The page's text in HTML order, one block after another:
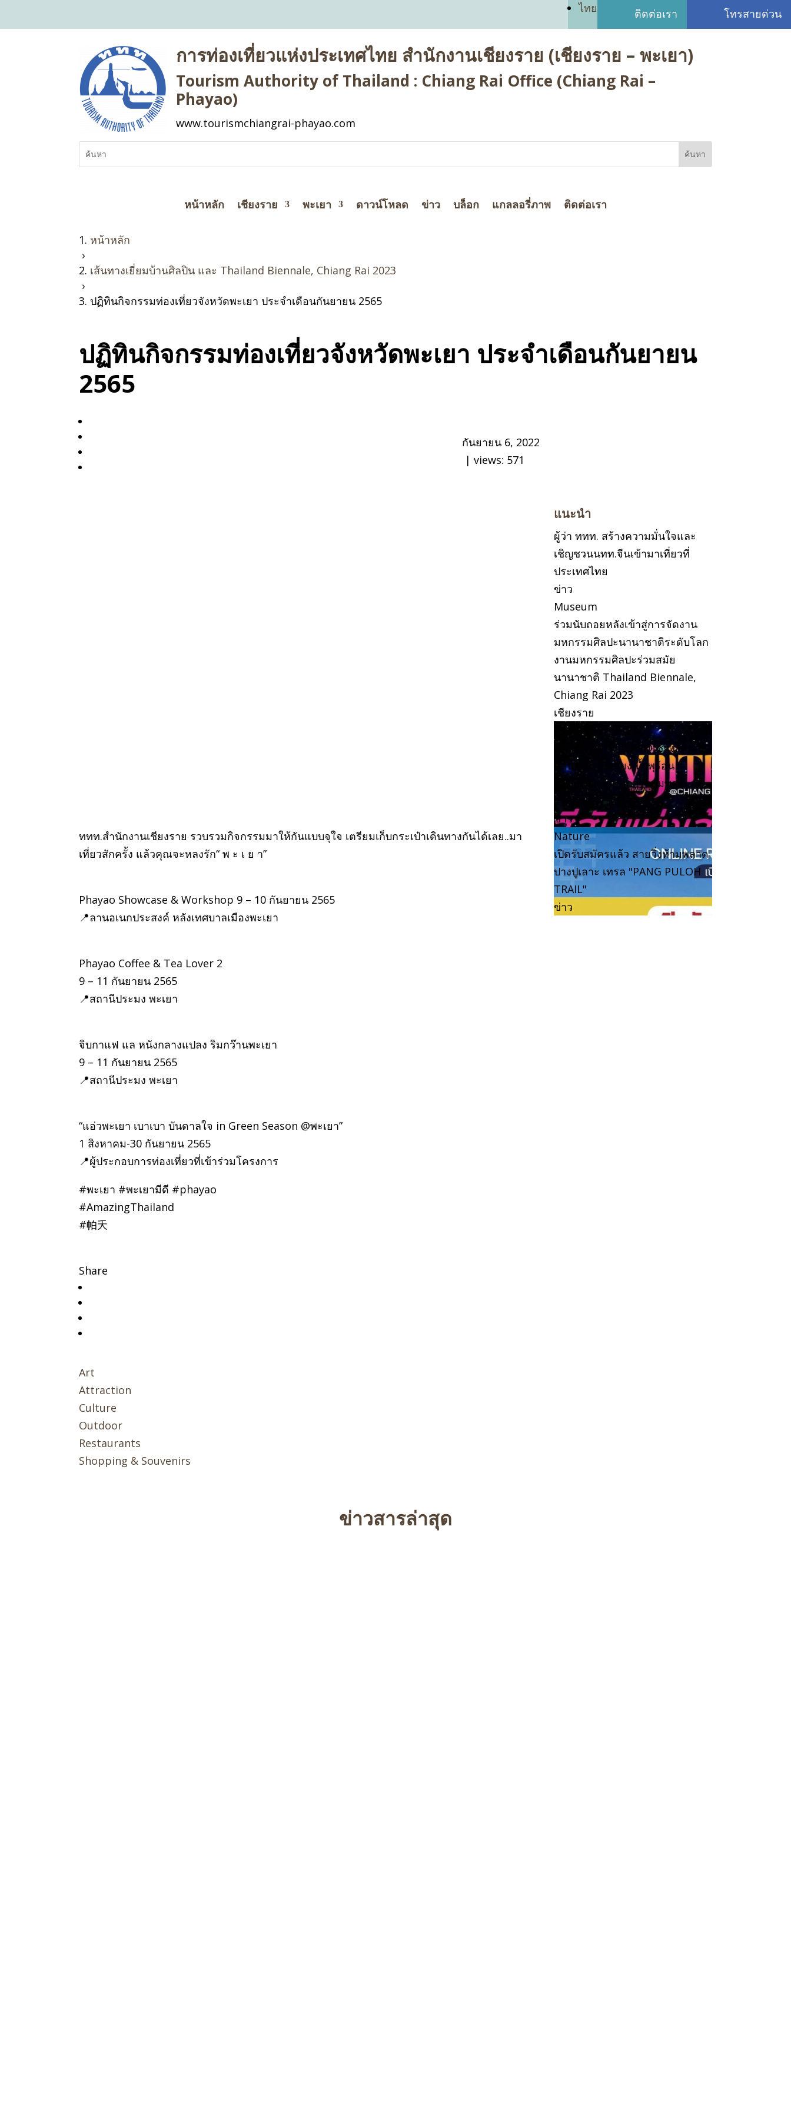
ไทย ติดต่อเรา โทรสายด่วน
การท่องเที่ยวแห่งประเทศไทย สำนักงานเชียงราย (เชียงราย – พะเยา)
Tourism Authority of Thailand : Chiang Rai Office (Chiang Rai –
Phayao)
www.tourismchiangrai-phayao.com
หน้าหลัก เชียงราย พะเยา ดาวน์โหลด ข่าว บล็อก แกลลอรี่ภาพ ติดต่อเรา
หน้าหลัก
›
เส้นทางเยี่ยมบ้านศิลปิน และ Thailand Biennale, Chiang Rai 2023
›
ปฏิทินกิจกรรมท่องเที่ยวจังหวัดพะเยา ประจำเดือนกันยายน 2565
ปฏิทินกิจกรรมท่องเที่ยวจังหวัดพะเยา ประจำเดือนกันยายน
2565
กันยายน 6, 2022
| views: 571
ททท.สำนักงานเชียงราย รวบรวมกิจกรรมมาให้กันแบบจุใจ เตรียมเก็บกระเป๋าเดินทางกันได้เลย..มา
เที่ยวสักครั้ง แล้วคุณจะหลงรัก“ พ ะ เ ย า”
Phayao Showcase & Workshop 9 – 10 กันยายน 2565
📍ลานอเนกประสงค์ หลังเทศบาลเมืองพะเยา
Phayao Coffee & Tea Lover 2
9 – 11 กันยายน 2565
📍สถานีประมง พะเยา
จิบกาแฟ แล หนังกลางแปลง ริมกว๊านพะเยา
9 – 11 กันยายน 2565
📍สถานีประมง พะเยา
“แอ่วพะเยา เบาเบา บันดาลใจ in Green Season @พะเยา”
1 สิงหาคม-30 กันยายน 2565
📍ผู้ประกอบการท่องเที่ยวที่เข้าร่วมโครงการ
#พะเยา #พะเยามีดี #phayao
#AmazingThailand
#帕夭
Share
Art
Attraction
Culture
Outdoor
Restaurants
Shopping & Souvenirs
แนะนำ
ผู้ว่า ททท. สร้างความมั่นใจและ
เชิญชวนนทท.จีนเข้ามาเที่ยวที่
ประเทศไทย
ข่าว
Museum
ร่วมนับถอยหลังเข้าสู่การจัดงาน
มหกรรมศิลปะนานาชาติระดับโลก
งานมหกรรมศิลปะร่วมสมัย
นานาชาติ Thailand Biennale,
Chiang Rai 2023
เชียงราย
Nature
ชวนเที่ยวงาน วิจิตร@เชียงใหม่
สีสันแห่งเส้นเสียง น้ำพุร้อน
สันกำแพง โครงการตามพระ
ราชดำริ
ข่าว
Nature
เปิดรับสมัครแล้ว สายวิ่งห้ามพลาด
ปางปูเลาะ เทรล "PANG PULOH
TRAIL"
ข่าว
ข่าวสารล่าสุด